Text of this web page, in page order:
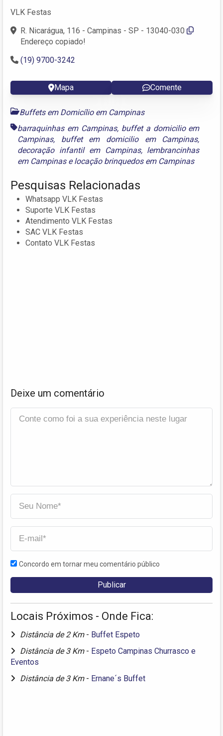
VLK Festas
R. Nicarágua, 116 - Campinas - SP - 13040-030
Endereço copiado!
(19) 9700-3242
Mapa Comente
Buffets em Domicílio em Campinas
barraquinhas em Campinas, buffet a domicilio em
Campinas, buffet em domicilio em Campinas,
decoração infantil em Campinas, lembrancinhas
em Campinaselocação brinquedos em Campinas
Pesquisas Relacionadas
Whatsapp VLK Festas
Suporte VLK Festas
Atendimento VLK Festas
SAC VLK Festas
Contato VLK Festas
Deixe um comentário
Concordo em tornar meu comentário público
Locais Próximos - Onde Fica:
Distância de 2 Km - Buffet Espeto
Distância de 3 Km - Espeto Campinas Churrasco e
Eventos
Distância de 3 Km - Ernane´s Buffet